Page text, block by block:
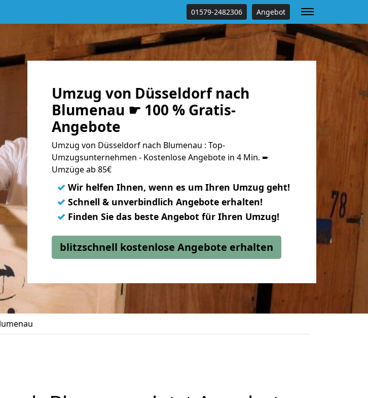
01579-2482306 Angebot
Umzug von Düsseldorf nach
Blumenau ☛ 100 % Gratis-
Angebote
Umzug von Düsseldorf nach Blumenau : Top-
Umzugsunternehmen - Kostenlose Angebote in 4 Min. ➨
Umzüge ab 85€
✓ Wir helfen Ihnen, wenn es um Ihren Umzug geht!
✓ Schnell & unverbindlich Angebote erhalten!
✓ Finden Sie das beste Angebot für Ihren Umzug!
blitzschnell kostenlose Angebote erhalten